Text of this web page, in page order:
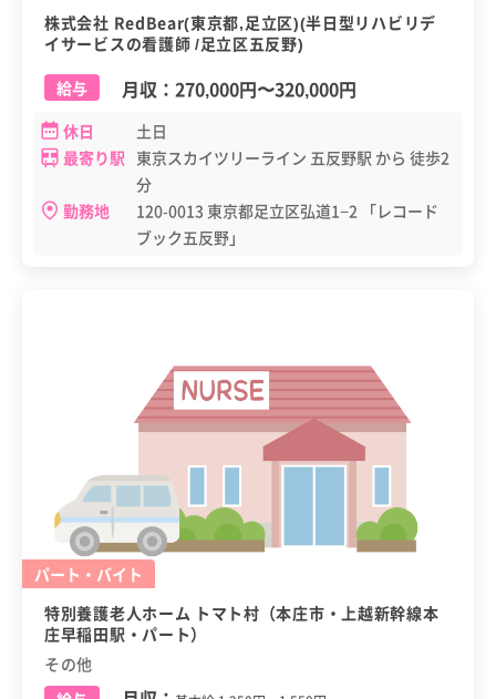
株式会社 RedBear(東京都,足立区)(半日型リハビリデ
イサービスの看護師 /足立区五反野)
給与
月収： 270,000円〜320,000円
休日
土日
最寄り駅 東京スカイツリーライン 五反野駅 から 徒歩2
分
勤務地
120-0013 東京都足立区弘道1−2 「レコード
ブック五反野」
パート・バイト
特別養護老人ホーム トマト村（本庄市・上越新幹線本
庄早稲田駅・パート）
その他